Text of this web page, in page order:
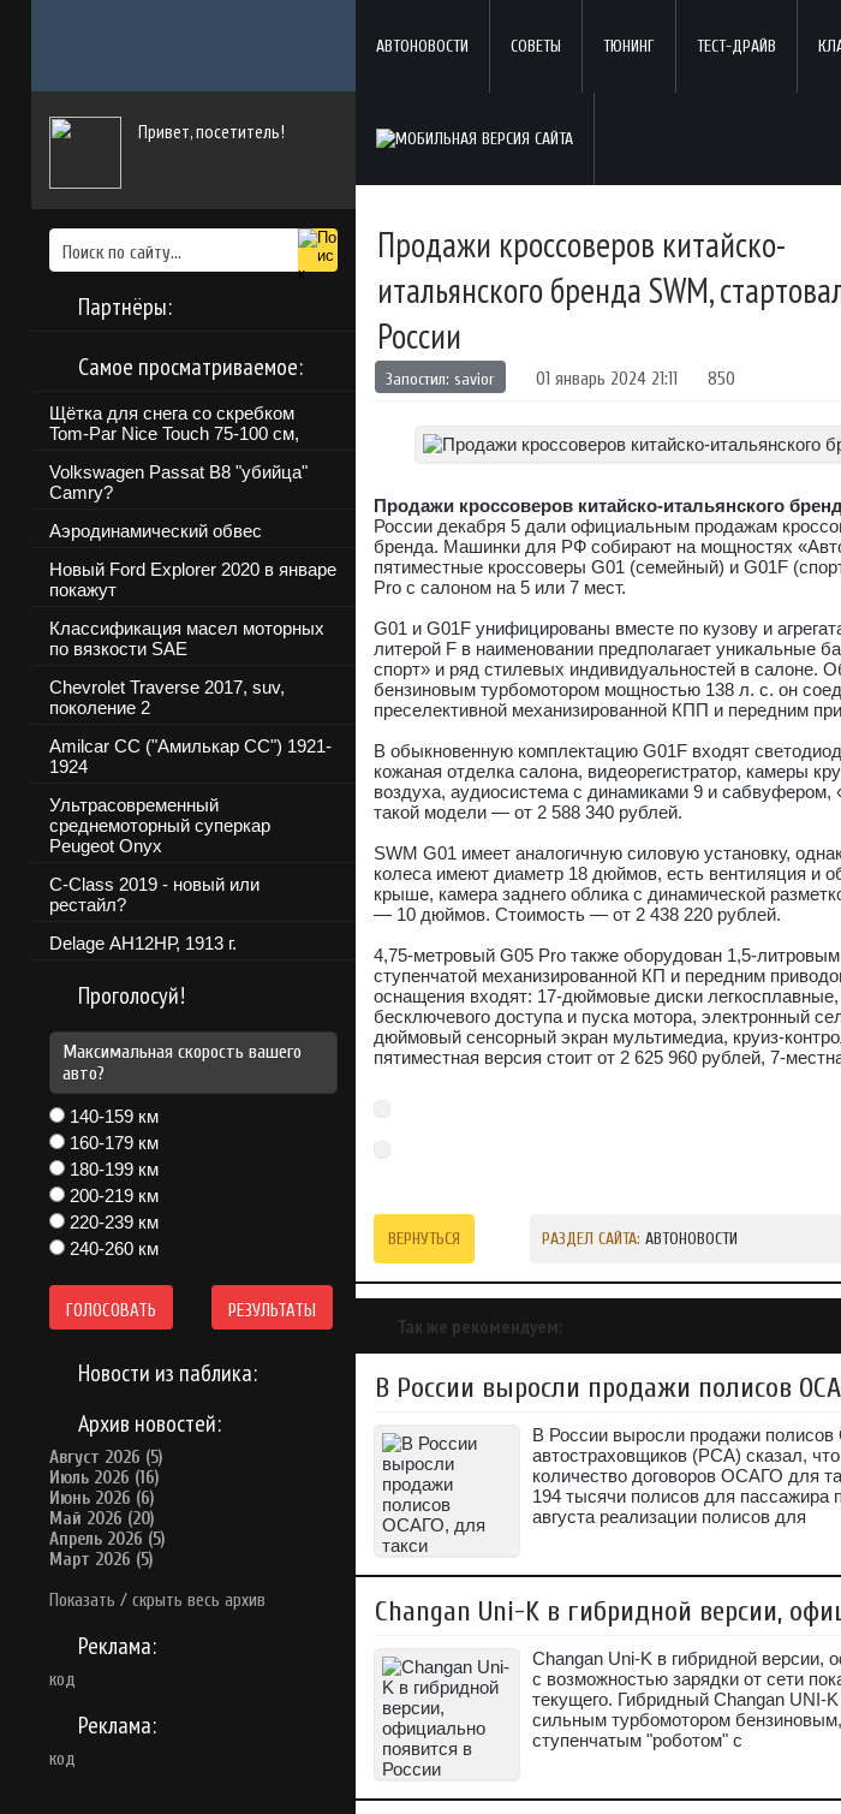
Привет, посетитель!
Партнёры:
Самое просматриваемое:
Щётка для снега со скребком
Tom-Par Nice Touch 75-100 см,
Volkswagen Passat B8 "убийца"
Camry?
Аэродинамический обвес
Новый Ford Explorer 2020 в январе
покажут
Классификация масел моторных
по вязкости SAE
Chevrolet Traverse 2017, suv,
поколение 2
Amilcar CC ("Амилькар СС") 1921-
1924
Ультрасовременный
среднемоторный суперкар
Peugeot Onyx
C-Class 2019 - новый или
рестайл?
Delage АН12НР, 1913 г.
Проголосуй!
Максимальная скорость вашего
авто?
140-159 км
160-179 км
180-199 км
200-219 км
220-239 км
240-260 км
ГОЛОСОВАТЬ РЕЗУЛЬТАТЫ
Новости из паблика:
Архив новостей:
Август 2026 (5)
Июль 2026 (16)
Июнь 2026 (6)
Май 2026 (20)
Апрель 2026 (5)
Март 2026 (5)
Показать / скрыть весь архив
Реклама:
код
Реклама:
код
АВТОНОВОСТИ СОВЕТЫ ТЮНИНГ ТЕСТ-ДРАЙВ
Продажи кроссоверов китайско-
итальянского бренда SWM,
России
Запостил: savior 01 январь 2024 21:11 850
Продажи кроссоверов китайско-итальянского
России декабря 5 дали официальным продажам
бренда. Машинки для РФ собирают на мощностях
пятиместные кроссоверы G01 (семейный) и G01F
Pro с салоном на 5 или 7 мест.
G01 и G01F унифицированы вместе по кузову и
литерой F в наименовании предполагает уникальные
спорт» и ряд стилевых индивидуальностей в салоне.
бензиновым турбомотором мощностью 138 л. с. он
преселективной механизированной КПП и передним
В обыкновенную комплектацию G01F входят
кожаная отделка салона, видеорегистратор, камеры
воздуха, аудиосистема с динамиками 9 и сабвуфером,
такой модели — от 2 588 340 рублей.
SWM G01 имеет аналогичную силовую установку,
колеса имеют диаметр 18 дюймов, есть вентиляция и
крыше, камера заднего облика с динамической
— 10 дюймов. Стоимость — от 2 438 220 рублей.
4,75-метровый G05 Pro также оборудован 1,5-
ступенчатой механизированной КП и передним
оснащения входят: 17-дюймовые диски
бесключевого доступа и пуска мотора, электронный
дюймовый сенсорный экран мультимедиа, круиз-
пятиместная версия стоит от 2 625 960 рублей, 7-
ВЕРНУТЬСЯ РАЗДЕЛ САЙТА: АВТОНОВОСТИ
Так же рекомендуем:
В России выросли продажи полисов
В России выросли продажи
автостраховщиков (РСА) сказал,
количество договоров ОСАГО для
194 тысячи полисов для
августа реализации полисов для
Changan Uni-K в гибридной версии,
Changan Uni-K в гибридной версии,
с возможностью зарядки от сети
текущего. Гибридный Changan UNI-
сильным турбомотором
ступенчатым "роботом" с